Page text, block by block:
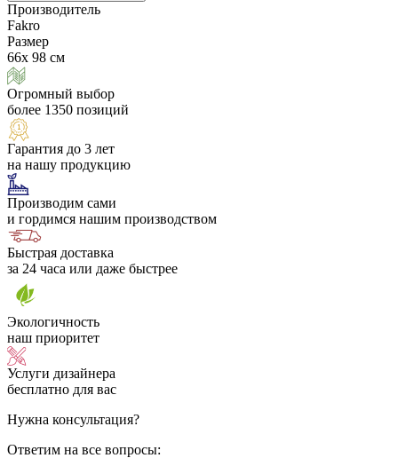
Производитель
Fakro
Размер
66х 98 см
Огромный выбор
более 1350 позиций
Гарантия до 3 лет
на нашу продукцию
Производим сами
и гордимся нашим производством
Быстрая доставка
за 24 часа или даже быстрее
Экологичность
наш приоритет
Услуги дизайнера
бесплатно для вас
Нужна консультация?
Ответим на все вопросы: